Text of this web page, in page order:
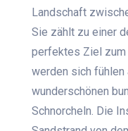
Landschaft
Sie zählt zu einer
perfektes Ziel zum
werden sich
wunderschönen
Schnorcheln. Die